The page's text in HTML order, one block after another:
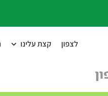
לצפון קצת עלינו